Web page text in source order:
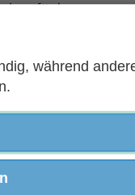
während
verfügbar.
HL-live.de zu